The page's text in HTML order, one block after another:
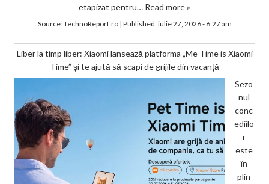
etapizat pentru… Read more »
Source:TechnoReport.ro| Published:iulie 27, 2026 - 6:27 am
Liber la timp liber: Xiaomi lansează platforma „Me Time is Xiaomi
Time” și te ajută să scapi de grijile din vacanță
Sezo
nul
conc
ediilo
r
este
în
plin